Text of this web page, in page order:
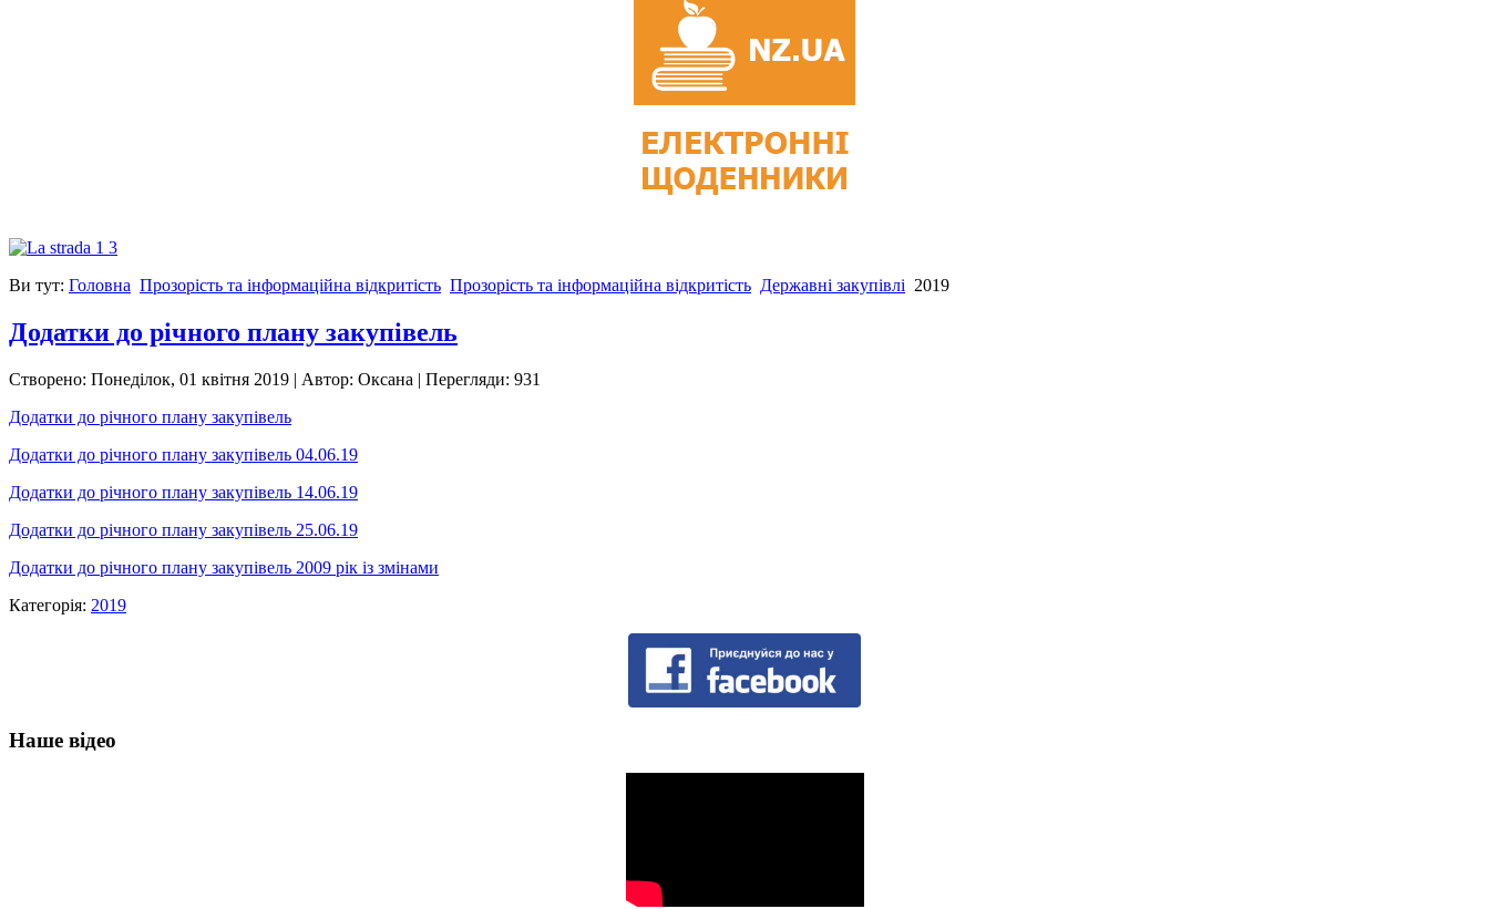
Ви тут: Головна Прозорість та інформаційна відкритість Прозорість та інформаційна відкритість Державні закупівлі 2019
Додатки до річного плану закупівель
Створено: Понеділок, 01 квітня 2019 | Автор: Оксана | Перегляди: 931
Додатки до річного плану закупівель
Додатки до річного плану закупівель 04.06.19
Додатки до річного плану закупівель 14.06.19
Додатки до річного плану закупівель 25.06.19
Додатки до річного плану закупівель 2009 рік із змінами
Категорія: 2019
Наше відео